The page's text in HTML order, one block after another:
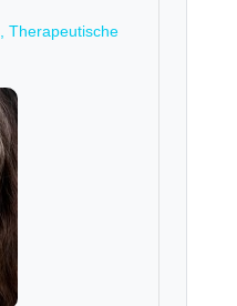
Therapeutische